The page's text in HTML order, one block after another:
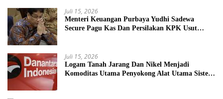
Juli 15, 2026
Menteri Keuangan Purbaya Yudhi Sadewa
Secure Pagu Kas Dan Persilakan KPK Usut
Juli 15, 2026
Logam Tanah Jarang Dan Nikel Menjadi
Komoditas Utama Penyokong Alat Utama Sistem